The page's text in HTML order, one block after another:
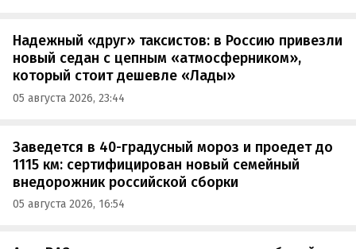
Надежный «друг» таксистов: в Россию привезли
новый седан с цепным «атмосферником»,
который стоит дешевле «Лады»
05 августа 2026, 23:44
Заведется в 40-градусный мороз и проедет до
1115 км: сертифицирован новый семейный
внедорожник российской сборки
05 августа 2026, 16:54